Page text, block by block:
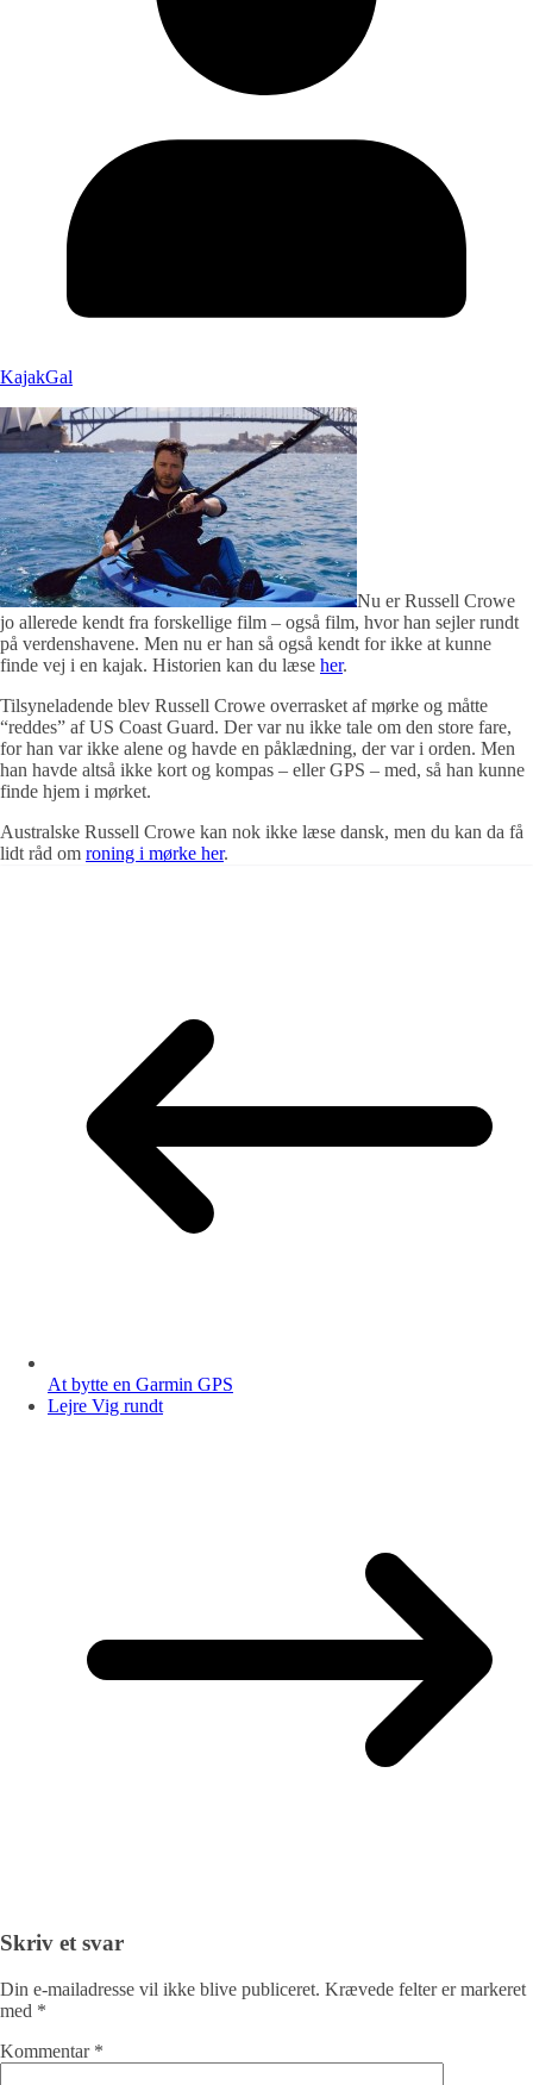
KajakGal
Nu er Russell Crowe
jo allerede kendt fra forskellige film – også film, hvor han sejler rundt
på verdenshavene. Men nu er han så også kendt for ikke at kunne
finde vej i en kajak. Historien kan du læse her.
Tilsyneladende blev Russell Crowe overrasket af mørke og måtte
“reddes” af US Coast Guard. Der var nu ikke tale om den store fare,
for han var ikke alene og havde en påklædning, der var i orden. Men
han havde altså ikke kort og kompas – eller GPS – med, så han kunne
finde hjem i mørket.
Australske Russell Crowe kan nok ikke læse dansk, men du kan da få
lidt råd om roning i mørke her.
At bytte en Garmin GPS
Lejre Vig rundt
Skriv et svar
Din e-mailadresse vil ikke blive publiceret. Krævede felter er markeret
med *
Kommentar *